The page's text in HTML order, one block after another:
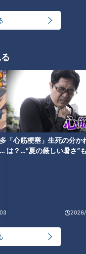
「心筋梗塞」生死の分か
は？…“夏の厳しい暑さ”
年連続受賞の本格派創
ンとは？コスパ最強の
やいちごスイーツも